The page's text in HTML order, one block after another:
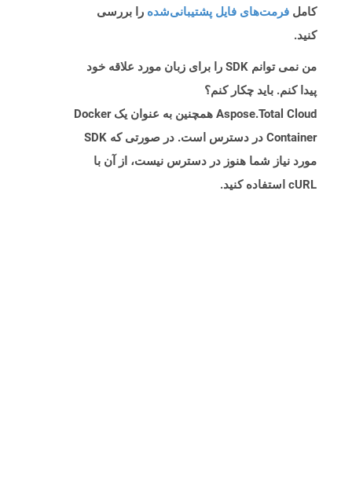
کامل فرمت‌های فایل پشتیبانی‌شده را بررسی
کنید.
من نمی توانم SDK را برای زبان مورد علاقه خود
پیدا کنم. باید چکار کنم؟
Aspose.Total Cloud همچنین به عنوان یک Docker
Container در دسترس است. در صورتی که SDK
مورد نیاز شما هنوز در دسترس نیست، از آن با
cURL استفاده کنید.